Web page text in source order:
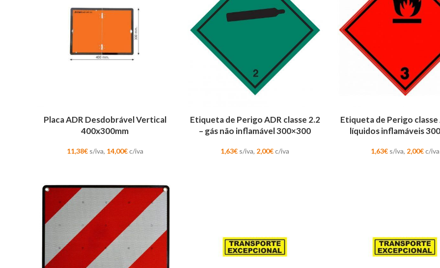
Placa ADR Desdobrável Vertical
400x300mm
11,38€ s/iva, 14,00€c/iva
Etiqueta de Perigo ADR classe 2.2
– gás não inflamável 300×300
1,63€ s/iva, 2,00€c/iva
Etiqueta de Perigo classe
líquidos inflamáveis
1,63€ s/iva, 2,00€c/iva